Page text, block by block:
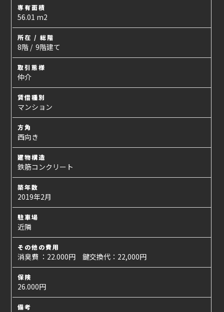
専有面積
56.01 m2
所在 / 総階
8階 / 9階建て
取引態様
仲介
賃借種別
マンション
方角
西向き
建物構造
鉄筋コンクリート
築年数
2019年2月
駐車場
近隣
その他の費用
消臭費 ：22.000円 鍵交換代：22,000円
保険
26.000円
備考